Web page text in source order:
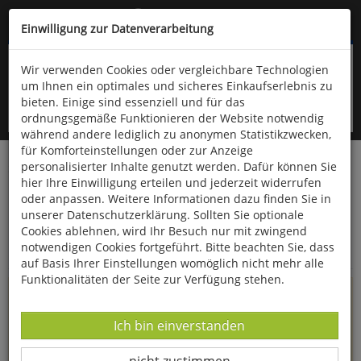
Kompletten Head der Seite überspringen
oder (06766) 9323-960
Startseite Informationen
Uppps...
Sie sind weitergeleitet worden !
haben zu öffnen, gibt es leider nicht mehr in unserem
Einwilligung zur Datenverarbeitung
Wir verwenden Cookies oder vergleichbare Technologien
um Ihnen ein optimales und sicheres Einkaufserlebnis zu
bieten. Einige sind essenziell und für das
ordnungsgemäße Funktionieren der Website notwendig
während andere lediglich zu anonymen Statistikzwecken,
für Komforteinstellungen oder zur Anzeige
personalisierter Inhalte genutzt werden. Dafür können Sie
hier Ihre Einwilligung erteilen und jederzeit widerrufen
oder anpassen. Weitere Informationen dazu finden Sie in
unserer Datenschutzerklärung. Sollten Sie optionale
Cookies ablehnen, wird Ihr Besuch nur mit zwingend
notwendigen Cookies fortgeführt. Bitte beachten Sie, dass
auf Basis Ihrer Einstellungen womöglich nicht mehr alle
Funktionalitäten der Seite zur Verfügung stehen.
Datenverarbeitung -
Ich bin einverstanden